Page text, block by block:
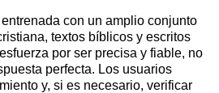
con un amplio conjunto
textos bíblicos y escritos
por ser precisa y fiable, no
perfecta. Los usuarios
y, si es necesario, verificar